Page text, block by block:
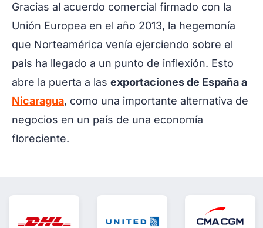
Gracias al acuerdo comercial firmado con la
Unión Europea en el año 2013, la hegemonía
que Norteamérica venía ejerciendo sobre el
país ha llegado a un punto de inflexión. Esto
abre la puerta a las exportaciones de España a
Nicaragua, como una importante alternativa de
negocios en un país de una economía
floreciente.